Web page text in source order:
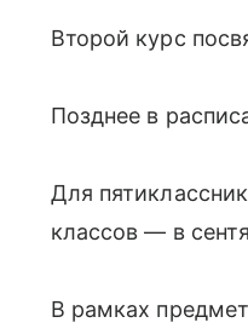
Второй курс
Позднее в
Для
классов — в
В рамках